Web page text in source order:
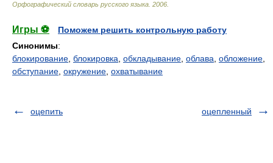
Орфографический словарь русского языка 2006
Игры ⚽
Поможем решить контрольную работу
Синонимы:
блокирование блокировка обкладывание облава обложение
обступание окружение охватывание
оцепить оцепленный